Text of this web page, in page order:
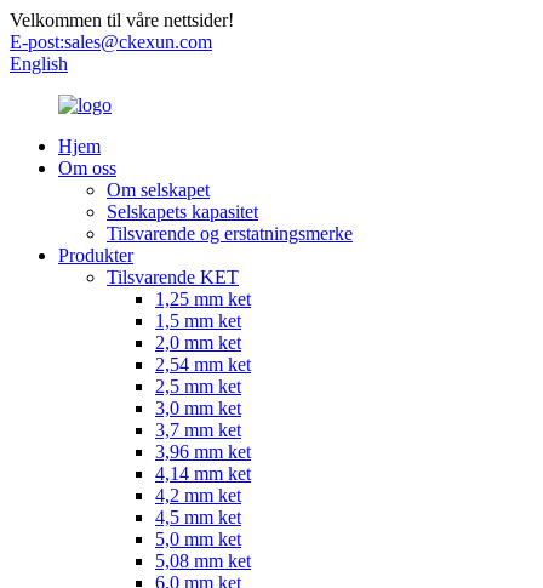
Velkommen til våre nettsider!
E-post:sales@ckexun.com
English
Hjem
Om oss
Om selskapet
Selskapets kapasitet
Tilsvarende og erstatningsmerke
Produkter
Tilsvarende KET
1,25 mm ket
1,5 mm ket
2,0 mm ket
2,54 mm ket
2,5 mm ket
3,0 mm ket
3,7 mm ket
3,96 mm ket
4,14 mm ket
4,2 mm ket
4,5 mm ket
5,0 mm ket
5,08 mm ket
6,0 mm ket